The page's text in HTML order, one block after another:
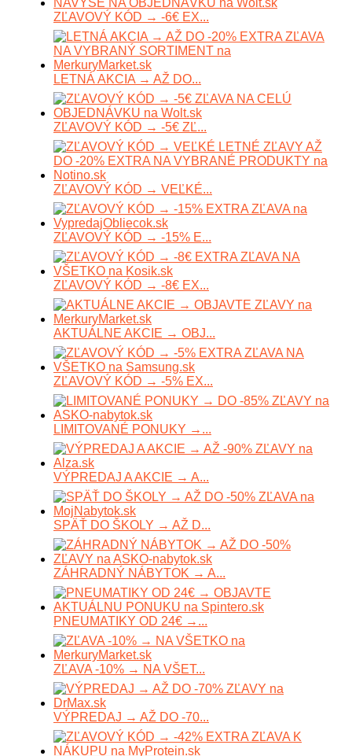
ZĽAVOVÝ KÓD → -6€ EX...
LETNÁ AKCIA → AŽ DO...
ZĽAVOVÝ KÓD → -5€ ZĽ...
ZĽAVOVÝ KÓD → VEĽKÉ...
ZĽAVOVÝ KÓD → -15% E...
ZĽAVOVÝ KÓD → -8€ EX...
AKTUÁLNE AKCIE → OBJ...
ZĽAVOVÝ KÓD → -5% EX...
LIMITOVANÉ PONUKY →...
VÝPREDAJ A AKCIE → A...
SPÄŤ DO ŠKOLY → AŽ D...
ZÁHRADNÝ NÁBYTOK → A...
PNEUMATIKY OD 24€ →...
ZĽAVA -10% → NA VŠET...
VÝPREDAJ → AŽ DO -70...